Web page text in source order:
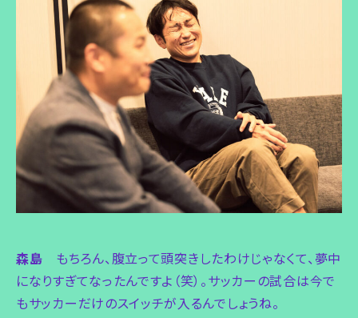
森島 もちろん、腹立って頭突きしたわけじゃなくて、夢中
になりすぎてなったんですよ（笑）。サッカーの試合は今で
もサッカーだけのスイッチが入るんでしょうね。